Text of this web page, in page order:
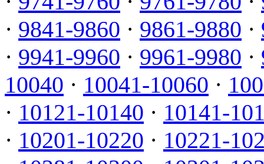
· 9841-9860 · 9861-9880 ·
· 9941-9960 · 9961-9980 ·
10040 · 10041-10060 ·
· 10121-10140 · 10141-
· 10201-10220 · 10221-